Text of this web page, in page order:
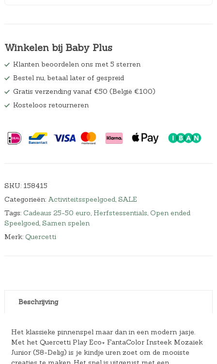
Winkelen bij Baby Plus
Klanten beoordelen ons met 5 sterren
Bestel nu, betaal later of gespreid
Gratis verzending vanaf €50 (België €100)
Kosteloos retourneren
SKU: 158415
Categorieën: Activiteitsspeelgoed, SALE
Tags: Cadeaus 25-50 euro, Herfstessentials, Open ended
Speelgoed, Samen spelen
Merk: Quercetti
Beschrijving
Het klassieke pinnenspel maar dan in een modern jasje.
Met het Quercetti Play Eco+ FantaColor Insteek Mozaïek
Junior (58-Delig) is je kindje uren zoet om de mooiste